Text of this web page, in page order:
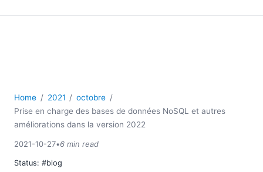
Home 2021
octobre
Prise en charge des bases de données NoSQL et autres
améliorations dans la version 2022
2021-10-27•6 min read
Status: #blog